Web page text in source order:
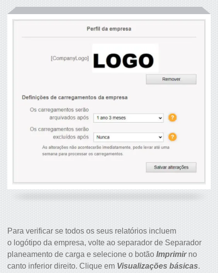
Para verificar se todos os seus relatórios incluem
o logótipo da empresa, volte ao separador de Separador
planeamento de carga e selecione o botão Imprimirno
canto inferior direito. Clique em Visualizações básicas.